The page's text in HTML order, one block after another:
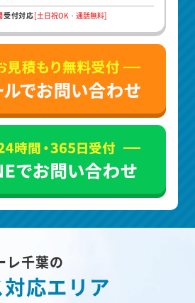
受付対応[土日祝OK・通話無料]
レ千葉の
応エリア